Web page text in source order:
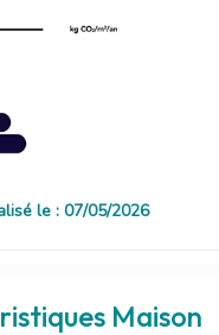
le : 07/05/2026
Maison